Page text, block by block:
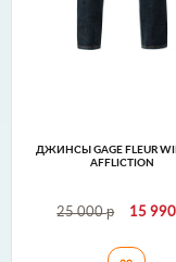
ДЖИНСЫ GAGE FLEUR
AFFLICTION
25 000р 15